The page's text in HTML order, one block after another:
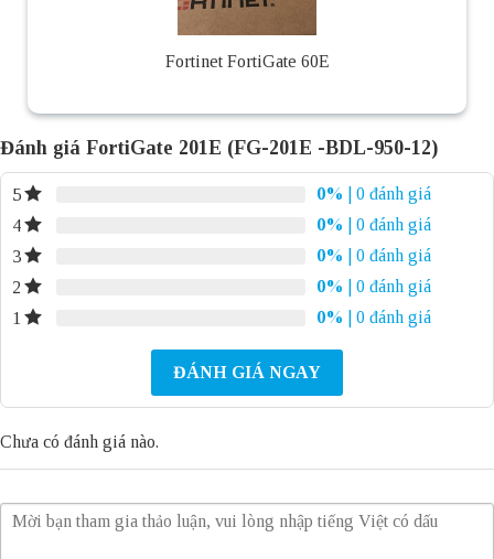
Fortinet FortiGate 60E
Đánh giá FortiGate 201E (FG-201E -BDL-950-12)
5 0%
| 0 đánh giá
4
0%
| 0 đánh giá
3
0%
| 0 đánh giá
2
0%
| 0 đánh giá
1
0% | 0 đánh giá
ĐÁNH GIÁ NGAY
Chưa có đánh giá nào.